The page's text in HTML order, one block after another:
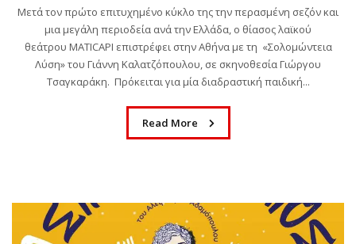
Μετά τον πρώτο επιτυχημένο κύκλο της την περασμένη σεζόν και
μια μεγάλη περιοδεία ανά την Ελλάδα, ο θίασος λαϊκού
θεάτρου MATICAPI επιστρέφει στην Αθήνα με τη «Σολομώντεια
Λύση» του Γιάννη Καλατζόπουλου, σε σκηνοθεσία Γιώργου
Τσαγκαράκη. Πρόκειται για μία διαδραστική παιδική...
Read More